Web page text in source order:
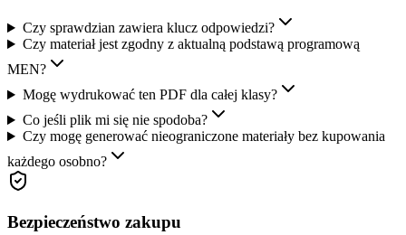
Czy sprawdzian zawiera klucz odpowiedzi?
Czy materiał jest zgodny z aktualną podstawą programową
MEN?
Mogę wydrukować ten PDF dla całej klasy?
Co jeśli plik mi się nie spodoba?
Czy mogę generować nieograniczone materiały bez kupowania
każdego osobno?
Bezpieczeństwo zakupu